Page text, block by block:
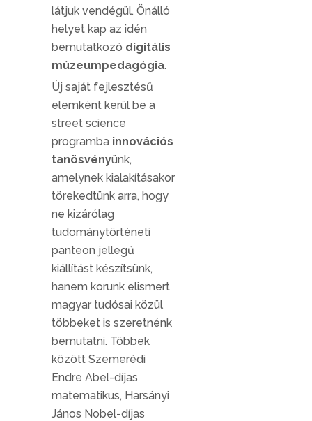
látjuk vendégül. Önálló
helyet kap az idén
bemutatkozó digitális
múzeumpedagógia.
Új saját fejlesztésű
elemként kerül be a
street science
programba innovációs
tanösvényünk,
amelynek kialakításakor
törekedtünk arra, hogy
ne kizárólag
tudománytörténeti
panteon jellegű
kiállítást készítsünk,
hanem korunk elismert
magyar tudósai közül
többeket is szeretnénk
bemutatni. Többek
között Szemerédi
Endre Abel-díjas
matematikus, Harsányi
János Nobel-díjas